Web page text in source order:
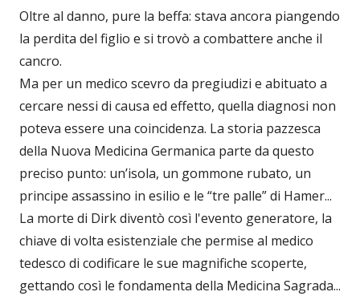
Oltre al danno, pure la beffa: stava ancora piangendo
la perdita del figlio e si trovò a combattere anche il
cancro.
Ma per un medico scevro da pregiudizi e abituato a
cercare nessi di causa ed effetto, quella diagnosi non
poteva essere una coincidenza. La storia pazzesca
della Nuova Medicina Germanica parte da questo
preciso punto: un’isola, un gommone rubato, un
principe assassino in esilio e le “tre palle” di Hamer...
La morte di Dirk diventò così l'evento generatore, la
chiave di volta esistenziale che permise al medico
tedesco di codificare le sue magnifiche scoperte,
gettando così le fondamenta della Medicina Sagrada...